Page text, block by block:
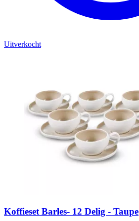
Uitverkocht
Koffieset Barles- 12 Delig - Taupe